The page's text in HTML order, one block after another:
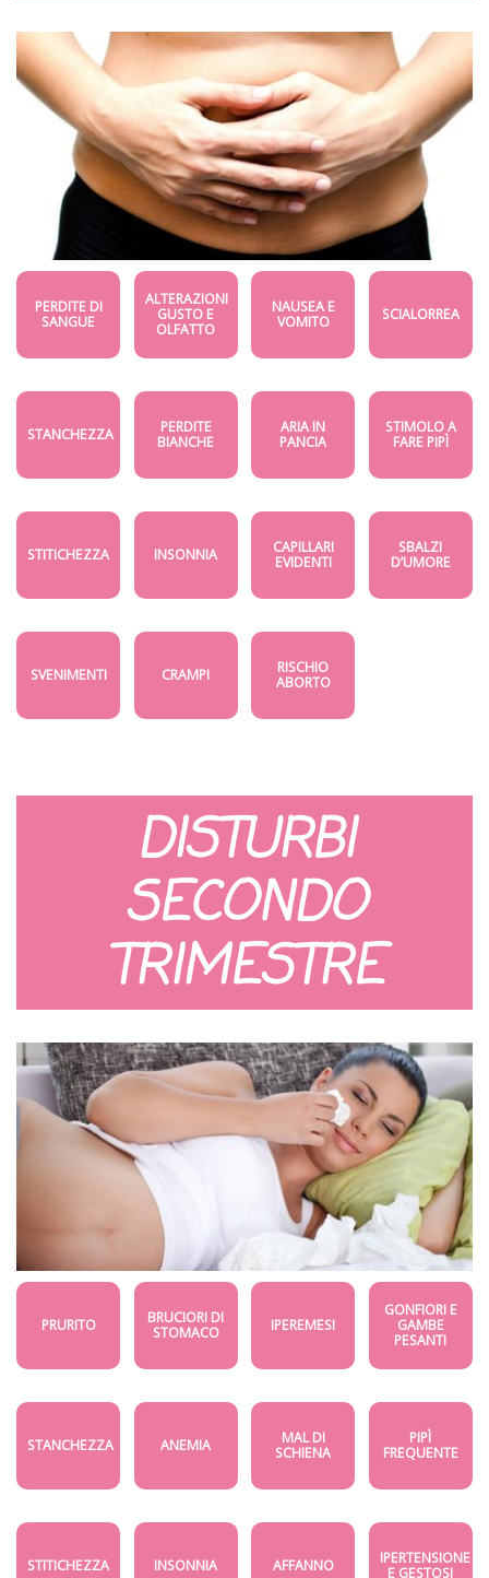
PERDITE DI
SANGUE
ALTERAZIONI
GUSTO E
OLFATTO
NAUSEA E
VOMITO
SCIALORREA
STANCHEZZA
PERDITE
BIANCHE
ARIA IN
PANCIA
STIMOLO A
FARE PIPÌ
STITICHEZZA INSONNIA
CAPILLARI
EVIDENTI
SBALZI
D’UMORE
SVENIMENTI CRAMPI
RISCHIO
ABORTO
DISTURBI
SECONDO
TRIMESTRE
PRURITO
BRUCIORI DI
STOMACO
IPEREMESI
GONFIORI E
GAMBE
PESANTI
STANCHEZZA ANEMIA
MAL DI
SCHIENA
PIPÌ
FREQUENTE
STITICHEZZA INSONNIA AFFANNO
IPERTENSIONE
E GESTOSI